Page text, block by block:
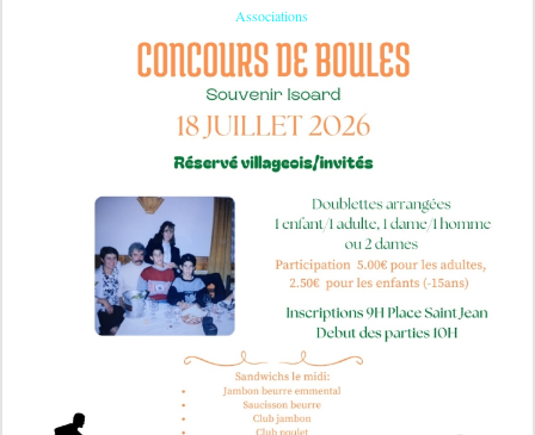
Associations